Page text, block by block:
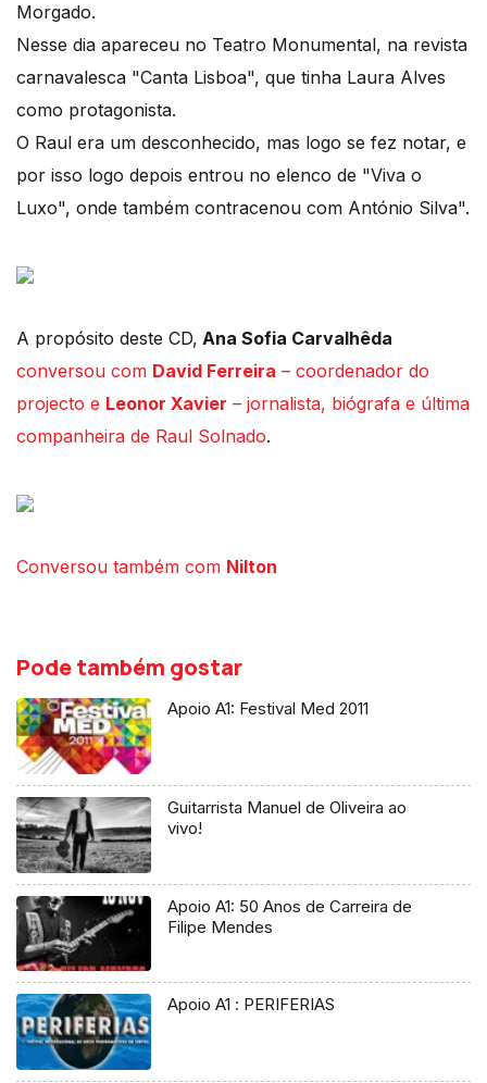
Morgado.
Nesse dia apareceu no Teatro Monumental, na revista
carnavalesca "Canta Lisboa", que tinha Laura Alves
como protagonista.
O Raul era um desconhecido, mas logo se fez notar, e
por isso logo depois entrou no elenco de "Viva o
Luxo", onde também contracenou com António Silva".
A propósito deste CD, Ana Sofia Carvalhêda
conversou com David Ferreira – coordenador do
projecto e Leonor Xavier – jornalista, biógrafa e última
companheira de Raul Solnado.
Conversou também com Nilton
Pode também gostar
Apoio A1: Festival Med 2011
Guitarrista Manuel de Oliveira ao
vivo!
Apoio A1: 50 Anos de Carreira de
Filipe Mendes
Apoio A1 : PERIFERIAS